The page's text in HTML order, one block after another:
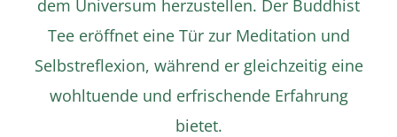
Details
dem Universum herzustellen. Der Buddhist
Tee eröffnet eine Tür zur Meditation und
Selbstreflexion, während er gleichzeitig eine
wohltuende und erfrischende Erfahrung
bietet.